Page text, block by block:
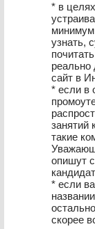
* в
минимум
узнать,
реально
сайт в
* если в
занятий
такие
опишут
* если
скорее